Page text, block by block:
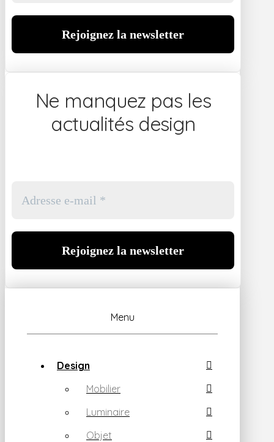
Ne manquez pas les
actualités design
Menu
Design
Mobilier
Luminaire
Objet